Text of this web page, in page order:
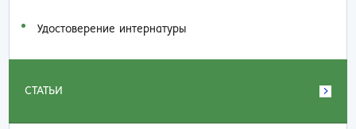
Удостоверение интернатуры
СТАТЬИ